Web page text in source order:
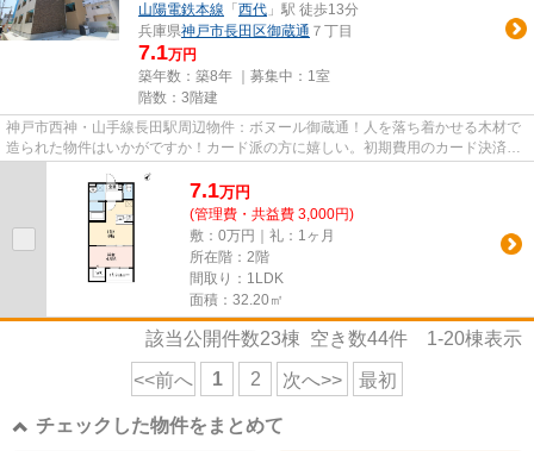
山陽電鉄本線 「 西代 」駅 徒歩13分
兵庫県神戸市長田区御蔵通 ７丁目
7.1万円
築年数：築8年 ｜募集中： 1室
階数：3階建
神戸市西神・山手線長田駅周辺物件：ボヌール御蔵通！人を落ち着かせる木材で
造られた物件はいかがですか！カード派の方に嬉しい。初期費用のカード決済が
7.1万円
(管理費・共益費 3,000円)
敷：0万円｜礼：1ヶ月
所在階：2階
間取り：1LDK
面積：32.20㎡
該当公開件数23棟 空き数44件 1-20棟表示
<<前へ 1 2 次へ>> 最初
チェックした物件をまとめて